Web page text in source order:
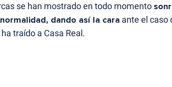
se han mostrado en todo momento
dando así la cara ante el caso
traído a Casa Real.